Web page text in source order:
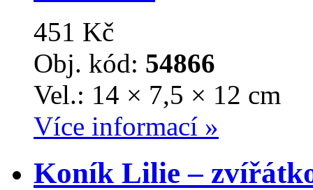
451 Kč
Obj. kód: 54866
Vel.: 14 × 7,5 × 12 cm
Více informací »
Koník Lilie –